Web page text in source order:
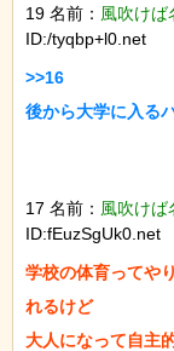
19 名前： 風吹けば
ID:/tyqbp+l0.net
>>16
後から大学に入る
17 名前： 風吹けば
ID:fEuzSgUk0.net
学校の体育ってや
れるけど
大人になって自主